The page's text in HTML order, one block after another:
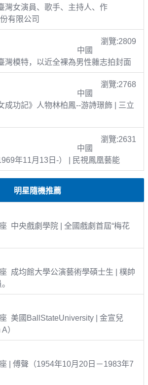
灣女演員、歌手、主持人、作
有限公司
瀏覽:2809
中國
灣模特，以近全裸為男性雜志拍封面
瀏覽:2768
中國
成功記》人物林柏鳳--游詩璟飾 | 三立
瀏覽:2631
中國
年11月13日-） | 民視鳳凰藝能
明星隨機推薦
中央戲劇學院 | 全國戲劇首屆“梅花
成均館大學公演藝術學碩士生 | 樸帥
美國BallStateUniversity | 金宣兒
）
| 傅聲（1954年10月20日－1983年7